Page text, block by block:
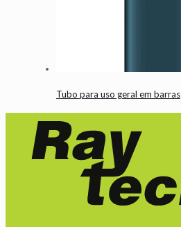
Tubo para uso geral em barras